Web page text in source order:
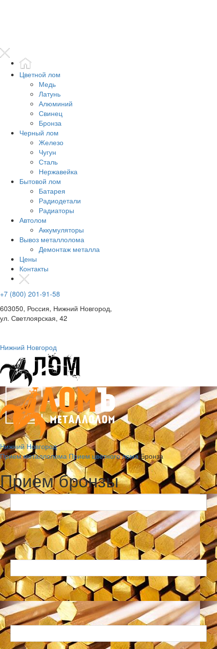
Цветной лом
Медь
Латунь
Алюминий
Свинец
Бронза
Черный лом
Железо
Чугун
Сталь
Нержавейка
Бытовой лом
Батарея
Радиодетали
Радиаторы
Автолом
Аккумуляторы
Вывоз металлолома
Демонтаж металла
Цены
Контакты
+7 (800) 201-91-58
603050, Россия, Нижний Новгород,
ул. Светлоярская, 42
Нижний Новгород
Нижний Новгород
Прием металлолома Прием цветного лома Бронза
Прием бронзы